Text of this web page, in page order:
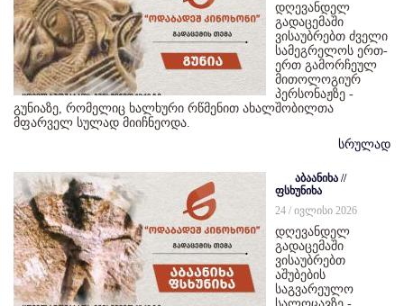
დღევანდელ
გადაცემაში
ვისაუბრებთ ძველი
სამეგრელოს ერთ-
ერთ გამორჩეულ
მითოლოგიურ
პერსონაჟზე -
გუნიაზე, რომელიც ხალხური რწმენით ახალშობილთა
მფარველ სულად მიიჩნეოდა.
სრულად
აბაანიხა //
ფსხუნიხა
24 / ივლისი 2026
დღევანდელ
გადაცემაში
ვისაუბრებთ
აშუბების
საგვარეულო